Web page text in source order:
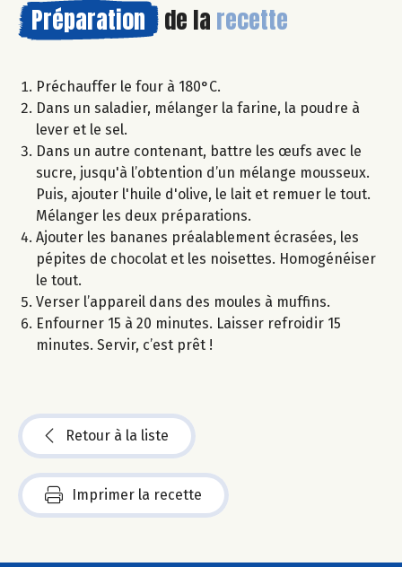
Préparation de la recette
Préchauffer le four à 180°C.
Dans un saladier, mélanger la farine, la poudre à
lever et le sel.
Dans un autre contenant, battre les œufs avec le
sucre, jusqu'à l’obtention d’un mélange mousseux.
Puis, ajouter l'huile d'olive, le lait et remuer le tout.
Mélanger les deux préparations.
Ajouter les bananes préalablement écrasées, les
pépites de chocolat et les noisettes. Homogénéiser
le tout.
Verser l’appareil dans des moules à muffins.
Enfourner 15 à 20 minutes. Laisser refroidir 15
minutes. Servir, c’est prêt !
Retour à la liste
Imprimer la recette